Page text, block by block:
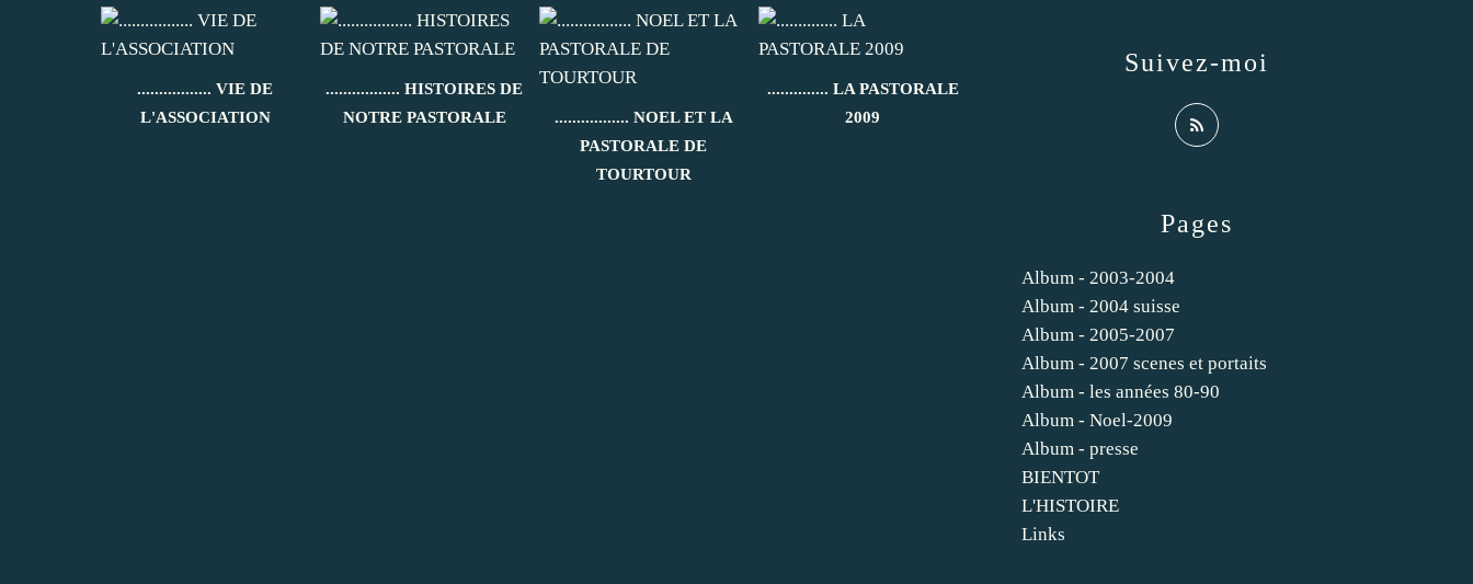
................. VIE DE
L'ASSOCIATION
................. HISTOIRES DE
NOTRE PASTORALE
................. NOEL ET LA
PASTORALE DE
TOURTOUR
.............. LA PASTORALE
2009
Pages
Album - 2003-2004
Album - 2004 suisse
Album - 2005-2007
Album - 2007 scenes et portaits
Album - les années 80-90
Album - Noel-2009
Album - presse
BIENTOT
L'HISTOIRE
Links
Suivez-moi